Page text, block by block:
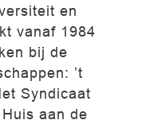
en
vanaf 1984
bij de
’t
Syndicaat
aan de